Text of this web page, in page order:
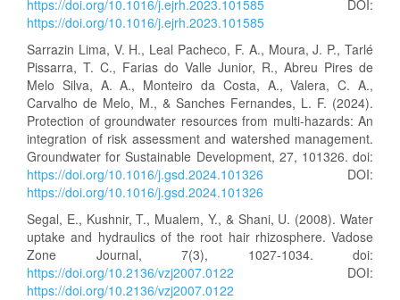
https://doi.org/10.1016/j.ejrh.2023.101585 DOI:
https://doi.org/10.1016/j.ejrh.2023.101585
Sarrazin Lima, V. H., Leal Pacheco, F. A., Moura, J. P., Tarlé
Pissarra, T. C., Farias do Valle Junior, R., Abreu Pires de
Melo Silva, A. A., Monteiro da Costa, A., Valera, C. A.,
Carvalho de Melo, M., & Sanches Fernandes, L. F. (2024).
Protection of groundwater resources from multi-hazards: An
integration of risk assessment and watershed management.
Groundwater for Sustainable Development, 27, 101326. doi:
https://doi.org/10.1016/j.gsd.2024.101326 DOI:
https://doi.org/10.1016/j.gsd.2024.101326
Segal, E., Kushnir, T., Mualem, Y., & Shani, U. (2008). Water
uptake and hydraulics of the root hair rhizosphere. Vadose
Zone Journal, 7(3), 1027-1034. doi:
https://doi.org/10.2136/vzj2007.0122 DOI:
https://doi.org/10.2136/vzj2007.0122